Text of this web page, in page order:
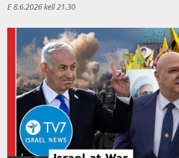
E 8.6.2026 kell 21.30